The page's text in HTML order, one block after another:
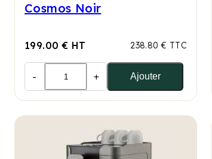
Cosmos Noir
199.00 € HT 238.80 € TTC
- + Ajouter